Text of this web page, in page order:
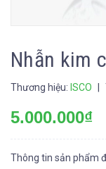
Nhẫn kim
Thương hiệu: ISCO
5.000.000₫
Thông tin sản phẩm